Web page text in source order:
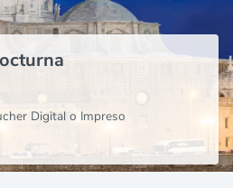
Digital o Impreso